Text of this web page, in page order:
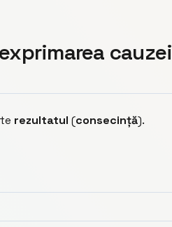
cauzei
rezultatul (consecință).